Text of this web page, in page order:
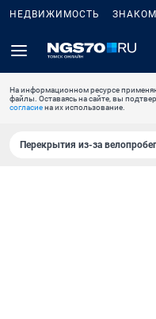
НЕДВИЖИМОСТЬ
На информационном ресурсе
файлы. Оставаясь на сайте, вы
согласиена их использование.
Перекрытия из-за